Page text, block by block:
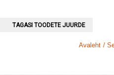
TAGASI TOODETE JUURDE
Avaleht /